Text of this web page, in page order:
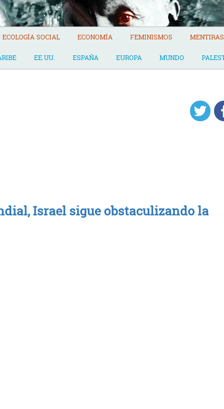
ECOLOGÍA SOCIAL ECONOMÍA FEMINISMOS
EE.UU. ESPAÑA EUROPA MUNDO
Israel sigue obstaculizando la